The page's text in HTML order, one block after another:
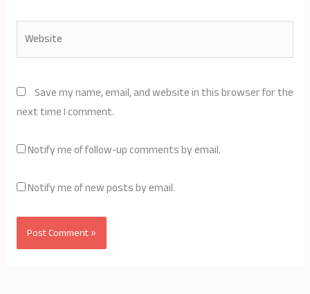
Save my name, email, and website in this browser for the
next time I comment.
Notify me of follow-up comments by email.
Notify me of new posts by email.